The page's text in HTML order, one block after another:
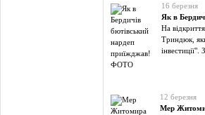
16 березня
Як в
На
Триндюк,
інвестиції".
12 березня
Мер